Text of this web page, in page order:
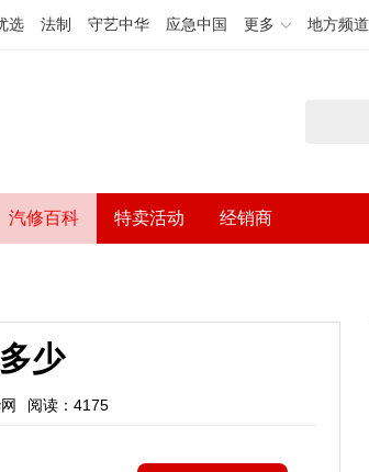
选 法制 守艺中华 应急中国 更多 地方频道
汽修百科 特卖活动 经销商
少
阅读：4175